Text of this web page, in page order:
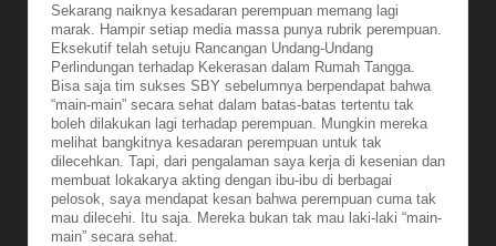
Sekarang naiknya kesadaran perempuan memang lagi
marak. Hampir setiap media massa punya rubrik perempuan.
Eksekutif telah setuju Rancangan Undang-Undang
Perlindungan terhadap Kekerasan dalam Rumah Tangga.
Bisa saja tim sukses SBY sebelumnya berpendapat bahwa
“main-main” secara sehat dalam batas-batas tertentu tak
boleh dilakukan lagi terhadap perempuan. Mungkin mereka
melihat bangkitnya kesadaran perempuan untuk tak
dilecehkan. Tapi, dari pengalaman saya kerja di kesenian dan
membuat lokakarya akting dengan ibu-ibu di berbagai
pelosok, saya mendapat kesan bahwa perempuan cuma tak
mau dilecehi. Itu saja. Mereka bukan tak mau laki-laki “main-
main” secara sehat.